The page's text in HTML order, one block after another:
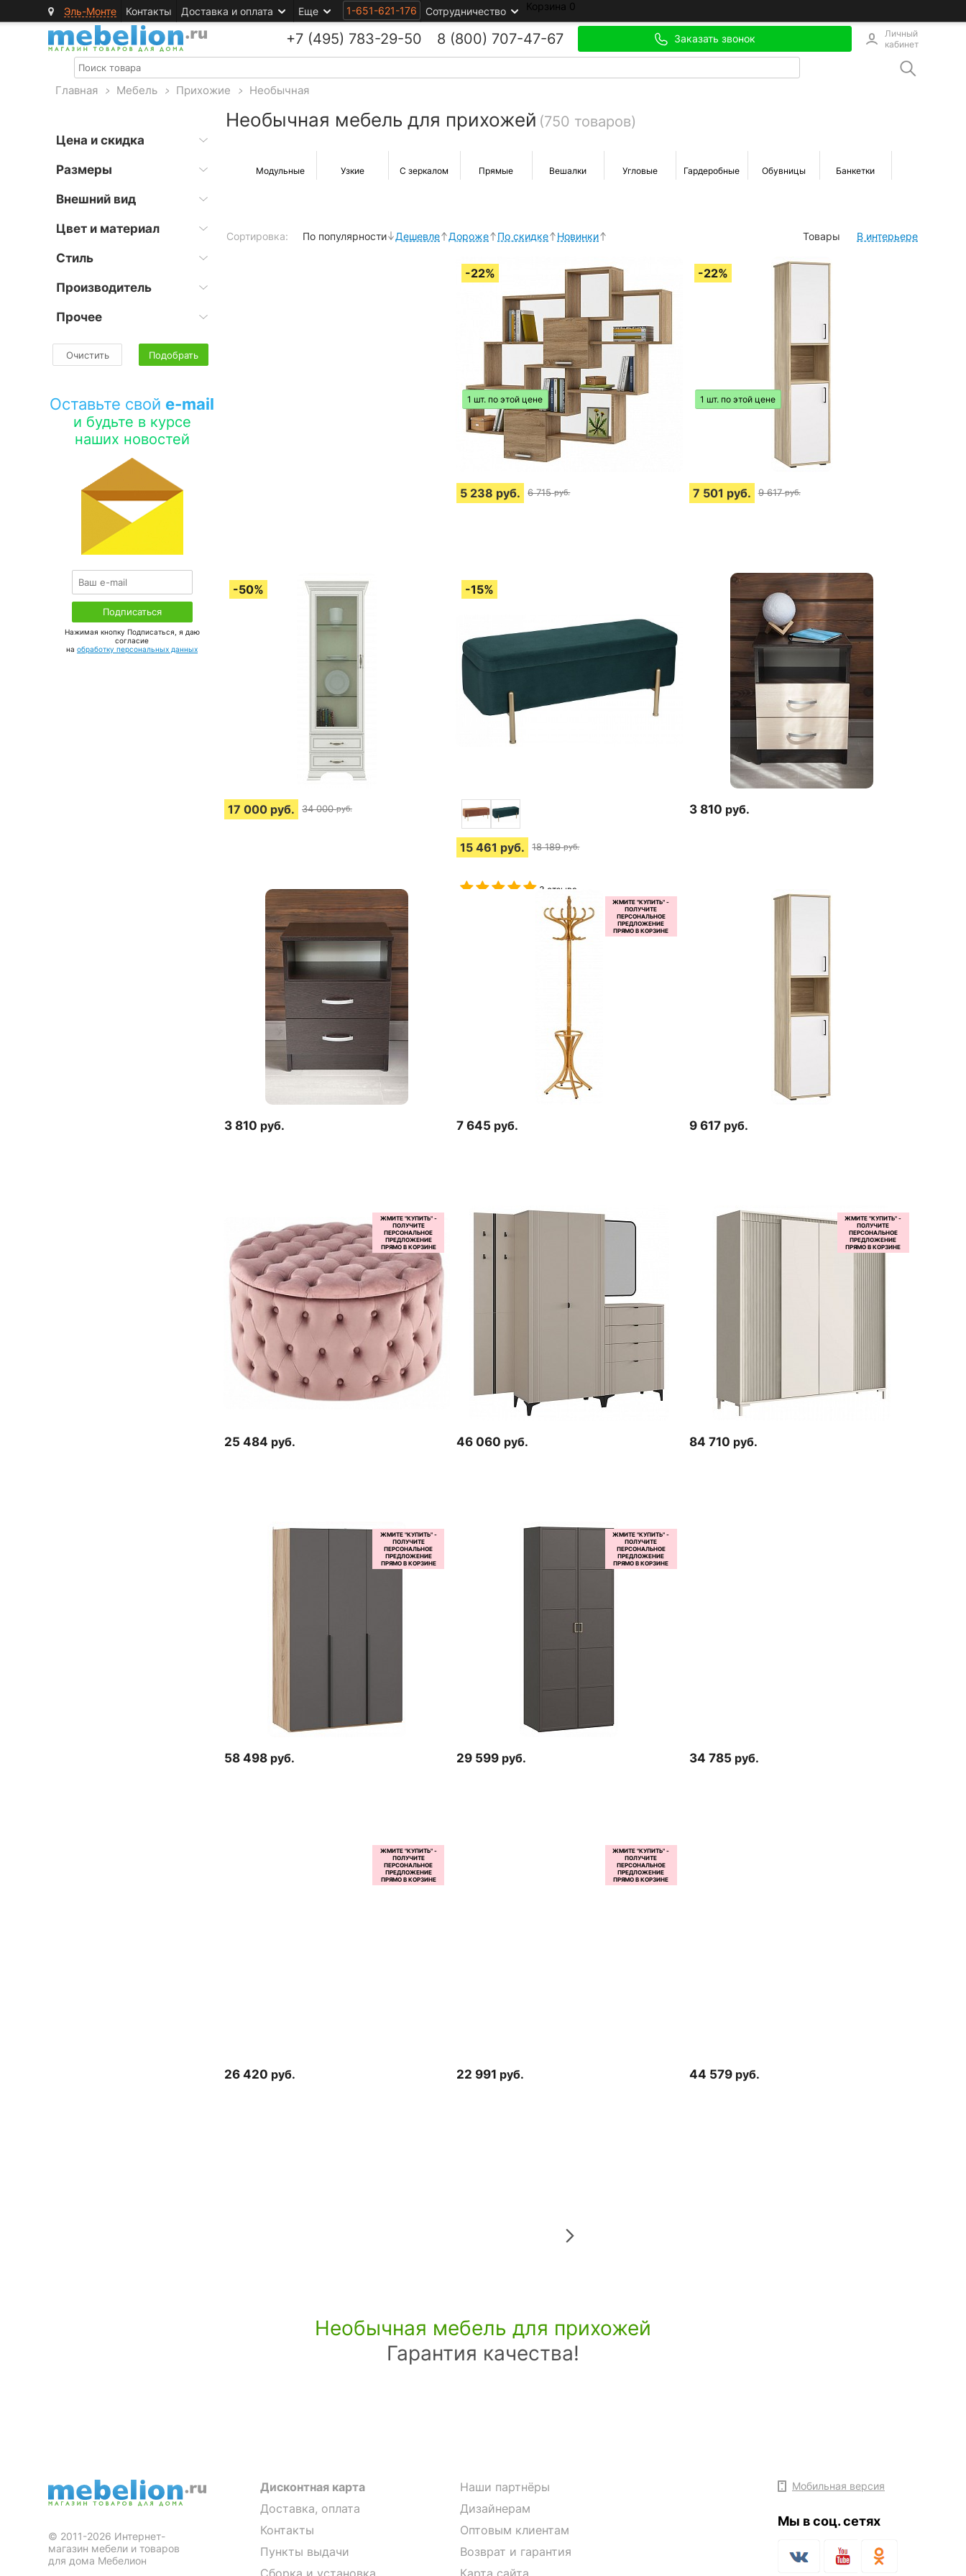
Эль-Монте Контакты Доставка и оплата Еще 1-651-621-176 Сотрудничество Корзина 0
+7 (495) 783-29-50 8 (800) 707-47-67 Заказать звонок
Личный
кабинет
Главная > Мебель > Прихожие > Необычная
Цена и скидка
Размеры
Внешний вид
Цвет и материал
Стиль
Производитель
Прочее
Очистить Подобрать
Оставьте свой e-mail
и будьте в курсе
наших новостей
Нажимая кнопку Подписаться, я даю
соглаcие
на обработку персональных данных
Необычная мебель для прихожей (750 товаров)
Модульные Узкие С зеркалом Прямые Вешалки Угловые Гардеробные Обувницы Банкетки
Сортировка: По популярности Дешевле Дороже По скидке Новинки Товары В интерьере
1 шт. по этой цене
5 238 руб. 6 715 руб.
1 шт. по этой цене
7 501 руб. 9 617 руб.
17 000 руб. 34 000 руб.
15 461 руб. 18 189 руб.
3 отзыва
3 810 руб.
3 810 руб. 7 645 руб. 9 617 руб.
25 484 руб. 46 060 руб. 84 710 руб.
58 498 руб. 29 599 руб. 34 785 руб.
26 420 руб. 22 991 руб. 44 579 руб.
Необычная мебель для прихожей
Гарантия качества!
© 2011-2026 Интернет-
магазин мебели и товаров
для дома Мебелион
Дисконтная карта
Доставка, оплата
Контакты
Пункты выдачи
Сборка и установка
Наши партнёры
Дизайнерам
Оптовым клиентам
Возврат и гарантия
Карта сайта
Мобильная версия
Мы в соц. сетях